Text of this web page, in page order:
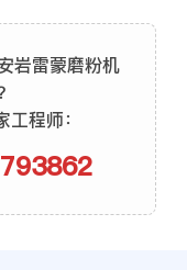
岩雷蒙磨粉机
程师：